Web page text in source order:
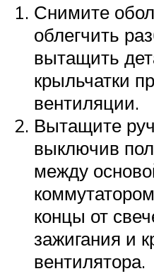
Снимите
облегчить
вытащить
крыльчатки
вентиляции.
Вытащите
выключив
между
концы от
зажигания и
вентилятора.